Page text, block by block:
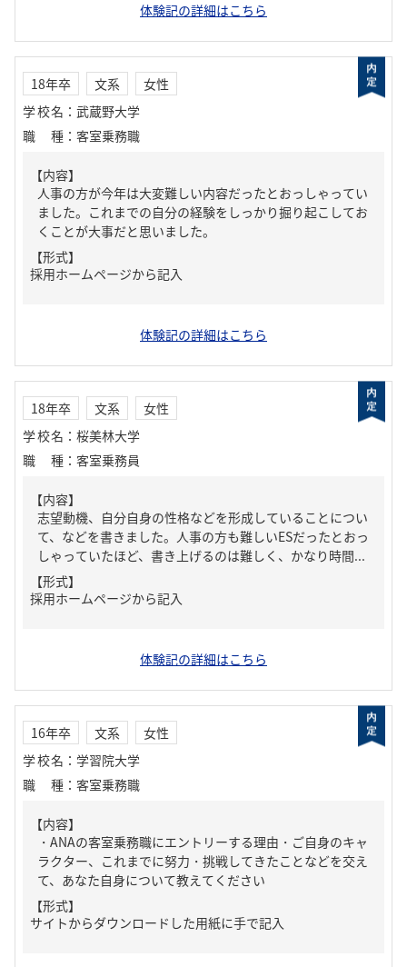
体験記の詳細はこちら
18年卒 文系
女性
学校名 ： 武蔵野大学
職種 ： 客室乗務職
【内容】
人事の方が今年は大変難しい内容だったとおっしゃってい
ました。これまでの自分の経験をしっかり掘り起こしてお
くことが大事だと思いました。
【形式】
採用ホームページから記入
体験記の詳細はこちら
18年卒 文系
女性
学校名 ： 桜美林大学
職種 ： 客室乗務員
【内容】
志望動機、自分自身の性格などを形成していることについ
て、などを書きました。人事の方も難しいESだったとおっ
しゃっていたほど、書き上げるのは難しく、かなり時間...
【形式】
採用ホームページから記入
体験記の詳細はこちら
16年卒 文系
女性
学校名 ： 学習院大学
職種 ： 客室乗務職
【内容】
・ANAの客室乗務職にエントリーする理由・ご自身のキャ
ラクター、これまでに努力・挑戦してきたことなどを交え
て、あなた自身について教えてください
【形式】
サイトからダウンロードした用紙に手で記入